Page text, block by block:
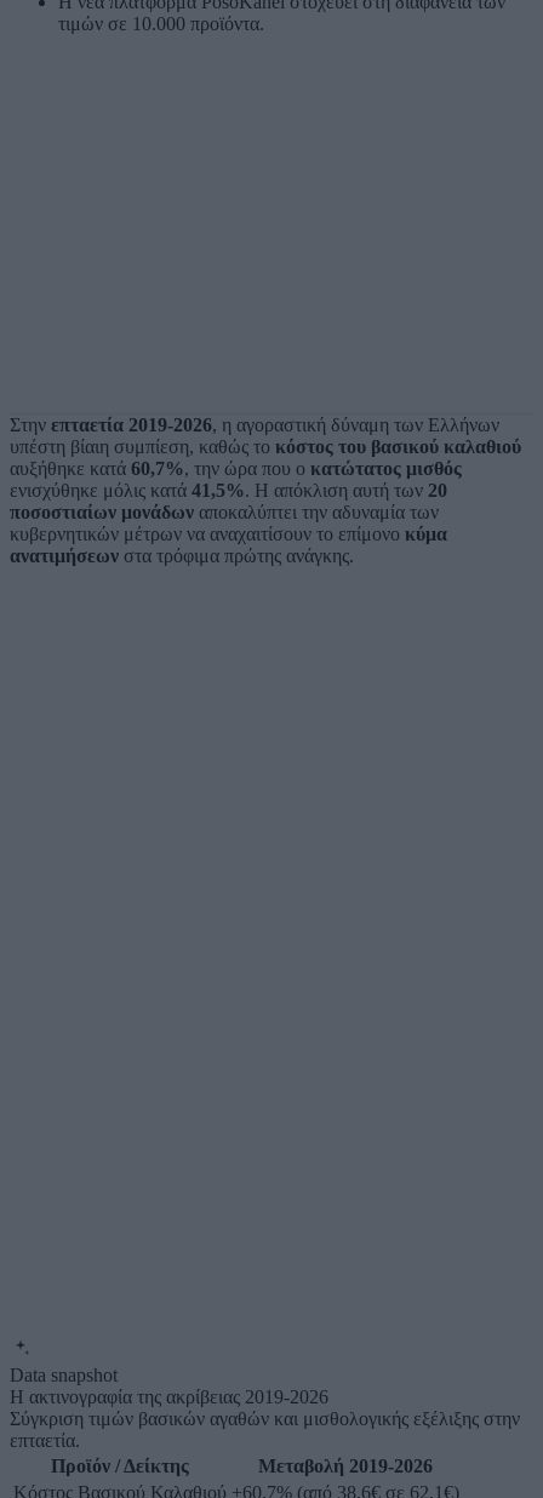
τιμών σε 10.000 προϊόντα.
Στην επταετία 2019-2026, η αγοραστική δύναμη των Ελλήνων
υπέστη βίαιη συμπίεση, καθώς το κόστος του βασικού καλαθιού
αυξήθηκε κατά 60,7%, την ώρα που ο κατώτατος μισθός
ενισχύθηκε μόλις κατά 41,5%. Η απόκλιση αυτή των 20
ποσοστιαίων μονάδων αποκαλύπτει την αδυναμία των
κυβερνητικών μέτρων να αναχαιτίσουν το επίμονο κύμα
ανατιμήσεων στα τρόφιμα πρώτης ανάγκης.
Data snapshot
Η ακτινογραφία της ακρίβειας 2019-2026
Σύγκριση τιμών βασικών αγαθών και μισθολογικής εξέλιξης στην
επταετία.
Προϊόν / Δείκτης
Μεταβολή 2019-2026
Κόστος Βασικού Καλαθιού +60,7% (από 38,6€ σε 62,1€)